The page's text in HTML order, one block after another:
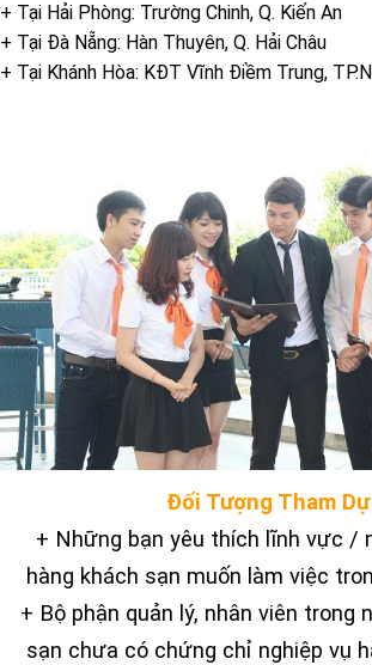
+ Tại Hải Phòng: Trường Chinh, Q. Kiến An
+ Tại Đà Nẵng: Hàn Thuyên, Q. Hải Châu
+ Tại Khánh Hòa: KĐT Vĩnh Điềm Trung,
Đối Tượng Tham Dự
+ Những bạn yêu thích lĩnh vực /
hàng khách sạn muốn làm việc
+ Bộ phận quản lý, nhân viên trong
sạn chưa có chứng chỉ nghiệp vụ